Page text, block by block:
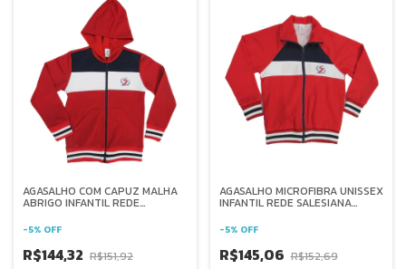
AGASALHO COM CAPUZ MALHA
ABRIGO INFANTIL REDE
-5% OFF
R$144,32 R$151,92
AGASALHO MICROFIBRA UNISSEX
INFANTIL REDE SALESIANA
-5% OFF
R$145,06 R$152,69